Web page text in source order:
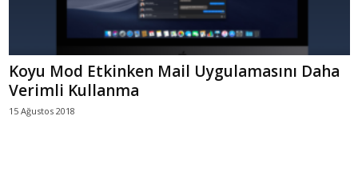
Koyu Mod Etkinken Mail Uygulamasını Daha
Verimli Kullanma
15 Ağustos 2018